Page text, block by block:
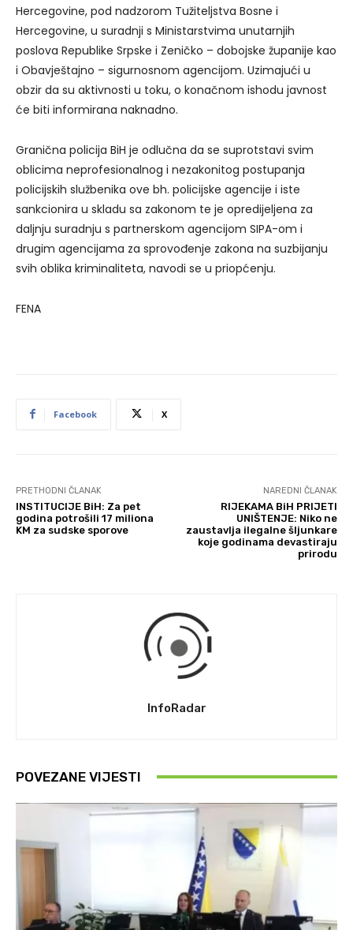
Hercegovine, pod nadzorom Tužiteljstva Bosne i
Hercegovine, u suradnji s Ministarstvima unutarnjih
poslova Republike Srpske i Zeničko – dobojske županije kao
i Obavještajno – sigurnosnom agencijom. Uzimajući u
obzir da su aktivnosti u toku, o konačnom ishodu javnost
će biti informirana naknadno.
Granična policija BiH je odlučna da se suprotstavi svim
oblicima neprofesionalnog i nezakonitog postupanja
policijskih službenika ove bh. policijske agencije i iste
sankcionira u skladu sa zakonom te je opredijeljena za
daljnju suradnju s partnerskom agencijom SIPA-om i
drugim agencijama za sprovođenje zakona na suzbijanju
svih oblika kriminaliteta, navodi se u priopćenju.
FENA
Facebook X
PRETHODNI ČLANAK
INSTITUCIJE BiH: Za pet
godina potrošili 17 miliona
KM za sudske sporove
NAREDNI ČLANAK
RIJEKAMA BiH PRIJETI
UNIŠTENJE: Niko ne
zaustavlja ilegalne šljunkare
koje godinama devastiraju
prirodu
InfoRadar
POVEZANE VIJESTI